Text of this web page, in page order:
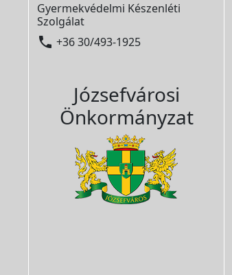
Gyermekvédelmi Készenléti
Szolgálat
 +36 30/493-1925
Józsefvárosi
Önkormányzat